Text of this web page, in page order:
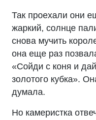
Так проехали они
жаркий, солнце
снова мучить
она еще раз
«Сойди с коня и
золотого кубка».
думала.
Но камеристка